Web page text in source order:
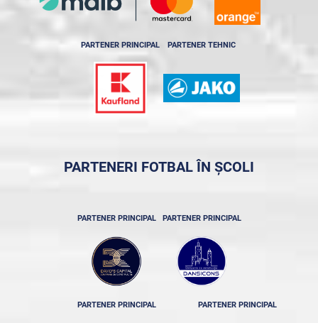
PARTENER PRINCIPAL PARTENER TEHNIC
PARTENERI FOTBAL ÎN ȘCOLI
PARTENER PRINCIPAL PARTENER PRINCIPAL
PARTENER PRINCIPAL PARTENER PRINCIPAL